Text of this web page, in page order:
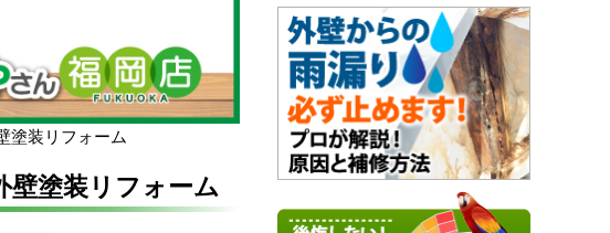
塗装リフォーム
壁塗装リフォーム